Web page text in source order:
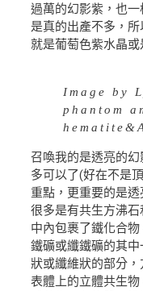
過萬的幻影紫，也一
是真的出產不多，
就是葡萄色紫水晶或
Image by
phantom
召喚我的是透亮的
多可以了(好在不是
重點，更重要的是
很多是有共生方沸
中內包裹了鐵化合
鐵礦或纖鐵礦的其
狀或纖維狀的部分
表體上的立體共生